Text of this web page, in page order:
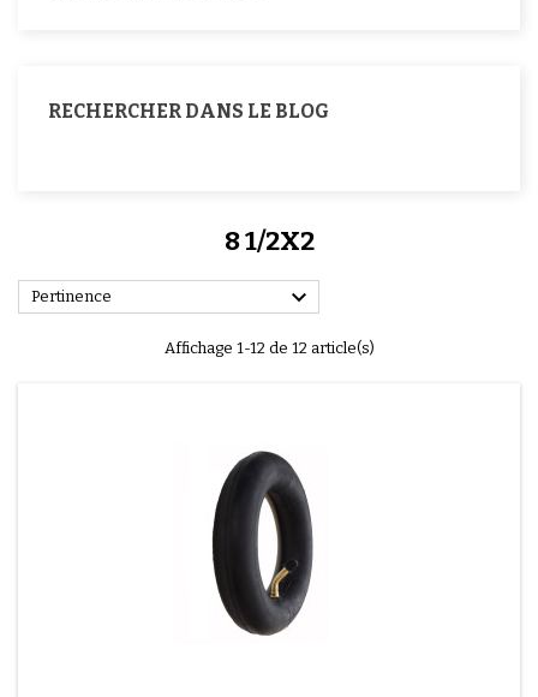
RECHERCHER DANS LE BLOG
8 1/2X2
Pertinence 
Affichage 1-12 de 12 article(s)